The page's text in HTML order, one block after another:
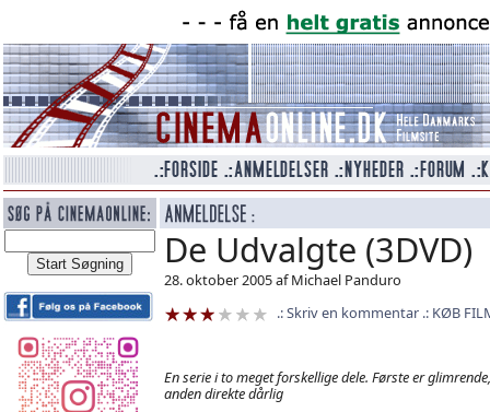
De Udvalgte (3DVD)
28. oktober 2005 af Michael Panduro
Skriv en kommentar
KØB
En serie i to meget forskellige dele. Første er glimrende,
anden direkte dårlig